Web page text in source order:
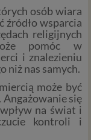
osób wiara
źródło wsparcia
religijnych
pomóc w
i znalezieniu
niż nas samych.
może być
się
na świat i
kontroli i